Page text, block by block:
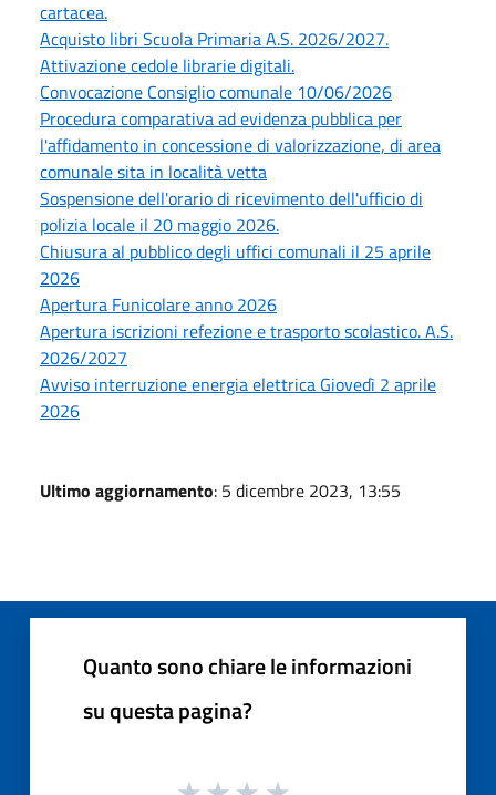
cartacea.
Acquisto libri Scuola Primaria A.S. 2026/2027.
Attivazione cedole librarie digitali.
Convocazione Consiglio comunale 10/06/2026
Procedura comparativa ad evidenza pubblica per
l'affidamento in concessione di valorizzazione, di area
comunale sita in località vetta
Sospensione dell'orario di ricevimento dell'ufficio di
polizia locale il 20 maggio 2026.
Chiusura al pubblico degli uffici comunali il 25 aprile
2026
Apertura Funicolare anno 2026
Apertura iscrizioni refezione e trasporto scolastico. A.S.
2026/2027
Avviso interruzione energia elettrica Giovedì 2 aprile
2026
Ultimo aggiornamento: 5 dicembre 2023, 13:55
Quanto sono chiare le informazioni
su questa pagina?